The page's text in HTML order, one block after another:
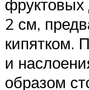
2 см,
кипятком.
и
образом